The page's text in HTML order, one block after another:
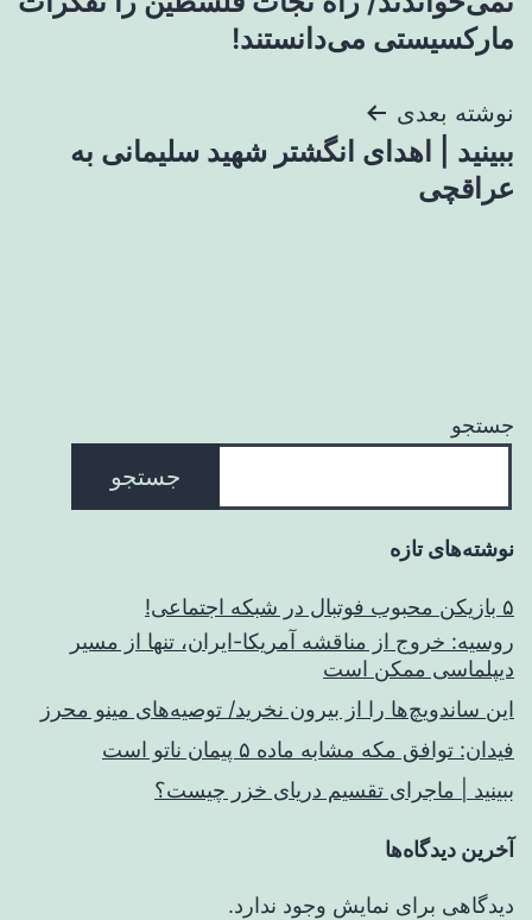
مارکسیستی می‌دانستند!
نوشته بعدی
ببینید | اهدای انگشتر شهید سلیمانی به
عراقچی
جستجو
جستجو
نوشته‌های تازه
۵ بازیکن محبوب فوتبال در شبکه اجتماعی!
روسیه: خروج از مناقشه آمریکا-ایران، تنها از مسیر
دیپلماسی ممکن است
این ساندویچ‌ها را از بیرون نخرید/ توصیه‌های مینو محرز
فیدان: توافق مکه مشابه ماده ۵ پیمان ناتو است
ببینید | ماجرای تقسیم دریای خزر چیست؟
آخرین دیدگاه‌ها
دیدگاهی برای نمایش وجود ندارد.